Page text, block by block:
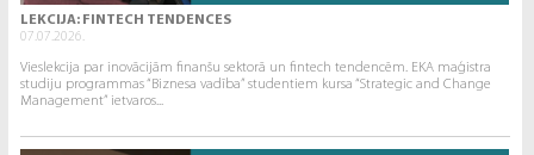
LEKCIJA: FINTECH TENDENCES
07.07.2026.
Vieslekcija par inovācijām finanšu sektorā un fintech tendencēm. EKA maģistra
studiju programmas “Biznesa vadība” studentiem kursa “Strategic and Change
Management” ietvaros...